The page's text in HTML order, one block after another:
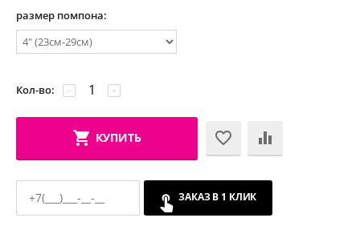
размер помпона:
Кол-во: +
−
КУПИТЬ
ЗАКАЗ В 1 КЛИК